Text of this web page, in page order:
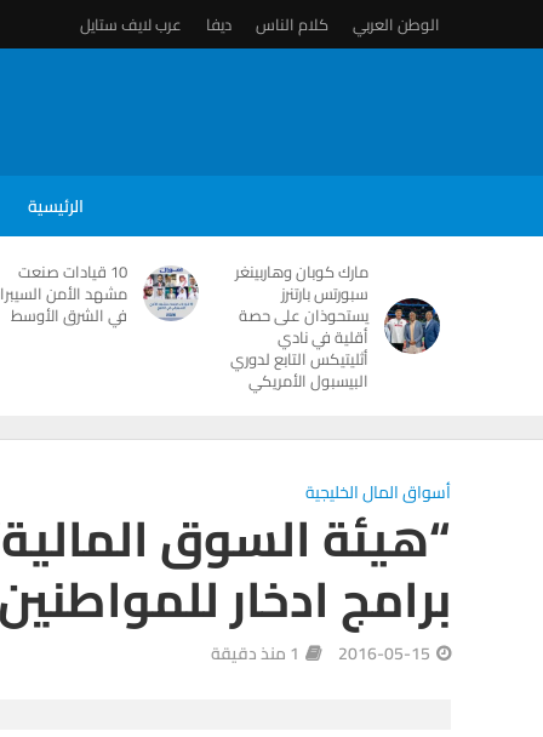
الوطن العربي كلام الناس ديفا عرب لايف ستايل
الرئيسية
مارك كوبان وهاربينغر
سبورتس بارتنرز
يستحوذان على حصة
أقلية في نادي
أثليتيكس التابع لدوري
البيسبول الأمريكي
10 قيادات صنعت
مشهد الأمن
في الشرق الأوسط
أسواق المال الخليجية
“هيئة السوق
برامج ادخار للمواطنين
2016-05-15 1 منذ دقيقة